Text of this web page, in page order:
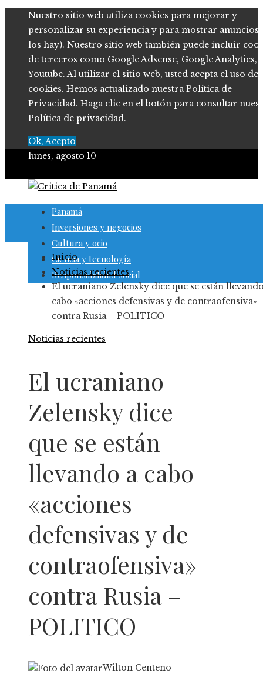
Nuestro sitio web utiliza cookies para mejorar y
personalizar su experiencia y para mostrar anuncios
los hay). Nuestro sitio web también puede incluir
de terceros como Google Adsense, Google Analytics,
Youtube. Al utilizar el sitio web, usted acepta el uso de
cookies. Hemos actualizado nuestra Política de
Privacidad. Haga clic en el botón para consultar
Política de privacidad.
Ok, Acepto
lunes, agosto 10
Panamá
Inversiones y negocios
Cultura y ocio
Ciencia y tecnología
Responsabilidad social
Inicio
Noticias recientes
El ucraniano Zelensky dice que se están
cabo «acciones defensivas y de contraofensiva»
contra Rusia – POLITICO
Noticias recientes
El ucraniano
Zelensky dice
que se están
llevando a cabo
«acciones
defensivas y de
contraofensiva»
contra Rusia –
POLITICO
Wilton Centeno